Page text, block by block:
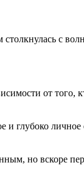
с
от
глубоко
но вскоре